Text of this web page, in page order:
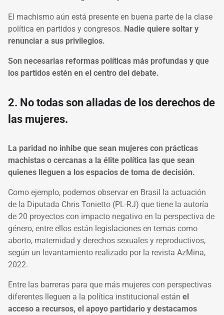
El machismo aún está presente en buena parte de la clase
política en partidos y congresos. Nadie quiere soltar y
renunciar a sus privilegios.
Son necesarias reformas políticas más profundas y que
los partidos estén en el centro del debate.
2. No todas son aliadas de los derechos de
las mujeres.
La paridad no inhibe que sean mujeres con prácticas
machistas o cercanas a la élite política las que sean
quienes lleguen a los espacios de toma de decisión.
Como ejemplo, podemos observar en Brasil la actuación
de la Diputada Chris Tonietto (PL-RJ) que tiene la autoría
de 20 proyectos con impacto negativo en la perspectiva de
género, entre ellos están legislaciones en temas como
aborto, maternidad y derechos sexuales y reproductivos,
según un levantamiento realizado por la revista AzMina,
2022.
Entre las barreras para que más mujeres con perspectivas
diferentes lleguen a la política institucional están el
acceso a recursos, el apoyo partidario y destacamos